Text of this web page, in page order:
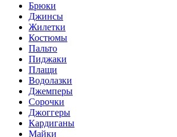
Брюки
Джинсы
Жилетки
Костюмы
Пальто
Пиджаки
Плащи
Водолазки
Джемперы
Сорочки
Джоггеры
Кардиганы
Майки